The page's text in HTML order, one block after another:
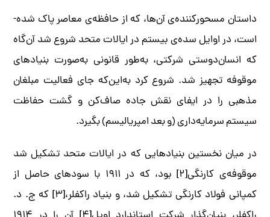
داستان مسحورکننده­‌ی آن­‌ها، که از حافظه‌­ی معاصر پاک شده­
است، در اوایل سده­‌ی بیستم در ایالات متحد شروع ­شد آن‌‌گاه
که انسان‌‌دوستی شرکتی، به‌­طور قانونی به‌­صورت بنیادهای
موقوفه تجهیز شد. شروع کرد به­‌این‌­که جای فعالیت مبلغان
مذهبی را در ایفای نقش جاده صاف­‌کن و گشت حفاظت
سیستم سرمایه­‌داری (و بعد امپریالیسم) بگیرد.
در میان نخستین بنیادهایی که در ایالات متحد تشکیل شد
موقوفه­‌ی کارنگی[۲] بود، که در ۱۹۱۱ با سودهای حاصل از
کمپانی فولاد کارنگی تشکیل شد، و بنیاد راکفلر،[۳] که ج. د.